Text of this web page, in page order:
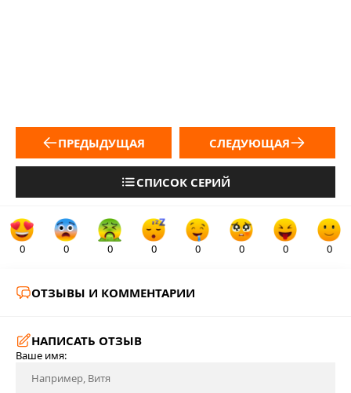
ПРЕДЫДУЩАЯ
СПИСОК СЕРИЙ
СЛЕДУЮЩАЯ
0 0 0 0 0 0 0 0
ОТЗЫВЫ И КОММЕНТАРИИ
НАПИСАТЬ ОТЗЫВ
Ваше имя: